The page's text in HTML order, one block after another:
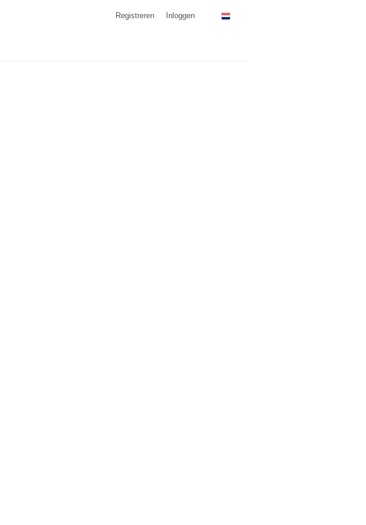
Registreren Inloggen